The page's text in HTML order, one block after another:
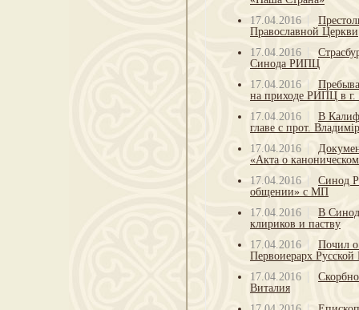
17.04.2016
Православной Церкви
17.04.2016
Синода РИПЦ
17.04.2016
на приходе РИПЦ в
17.04.2016
В
главе с прот.
17.04.2016
«Акта о
17.04.2016
Синод
общении» с МП
17.04.2016
В
клириков и паству
17.04.2016
Почил
Первоиерарх
17.04.2016
Виталия